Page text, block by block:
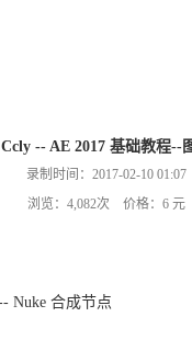
Ccly -- AE 2017 基础教程--
录制时间：2017-02-10 01:07
浏览：4,082次 价格：6 元